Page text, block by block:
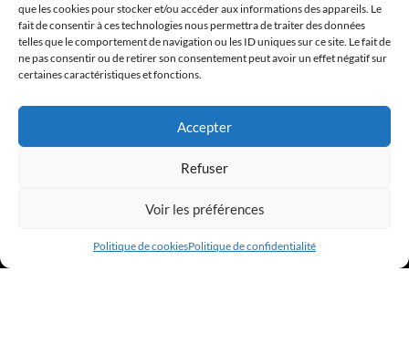
que les cookies pour stocker et/ou accéder aux informations des appareils. Le
fait de consentir à ces technologies nous permettra de traiter des données
telles que le comportement de navigation ou les ID uniques sur ce site. Le fait de
ne pas consentir ou de retirer son consentement peut avoir un effet négatif sur
certaines caractéristiques et fonctions.
Accepter
Refuser
Voir les préférences
Politique de cookiesPolitique de confidentialité
APÉRO DE RENTRÉ 2026 - 10 SEPTEMBRE 2026